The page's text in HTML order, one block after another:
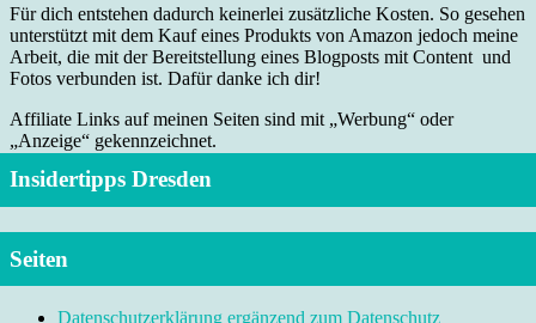
Für dich entstehen dadurch keinerlei zusätzliche Kosten. So gesehen
unterstützt mit dem Kauf eines Produkts von Amazon jedoch meine
Arbeit, die mit der Bereitstellung eines Blogposts mit Content und
Fotos verbunden ist. Dafür danke ich dir!
Affiliate Links auf meinen Seiten sind mit „Werbung“ oder
„Anzeige“ gekennzeichnet.
Insidertipps Dresden
Seiten
Datenschutzerklärung ergänzend zum Datenschutz